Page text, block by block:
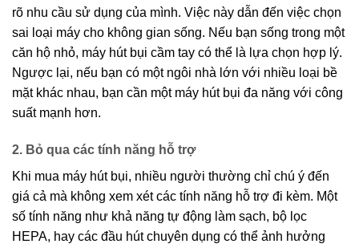
rõ nhu cầu sử dụng của mình. Việc này dẫn đến việc chọn
sai loại máy cho không gian sống. Nếu bạn sống trong một
căn hộ nhỏ, máy hút bụi cầm tay có thể là lựa chọn hợp lý.
Ngược lại, nếu bạn có một ngôi nhà lớn với nhiều loại bề
mặt khác nhau, bạn cần một máy hút bụi đa năng với công
suất mạnh hơn.
2. Bỏ qua các tính năng hỗ trợ
Khi mua máy hút bụi, nhiều người thường chỉ chú ý đến
giá cả mà không xem xét các tính năng hỗ trợ đi kèm. Một
số tính năng như khả năng tự động làm sạch, bộ lọc
HEPA, hay các đầu hút chuyên dụng có thể ảnh hưởng